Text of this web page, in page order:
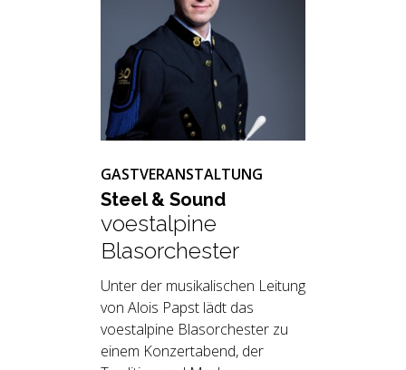
GASTVERANSTALTUNG
Steel & Sound
voestalpine
Blasorchester
Unter der musikalischen Leitung
von Alois Papst lädt das
voestalpine Blasorchester zu
einem Konzertabend, der